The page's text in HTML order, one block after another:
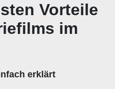
Vorteile
im
erklärt